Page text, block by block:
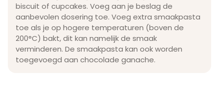
biscuit of cupcakes. Voeg aan je beslag de
aanbevolen dosering toe. Voeg extra smaakpasta
toe als je op hogere temperaturen (boven de
200°C) bakt, dit kan namelijk de smaak
verminderen. De smaakpasta kan ook worden
toegevoegd aan chocolade ganache.